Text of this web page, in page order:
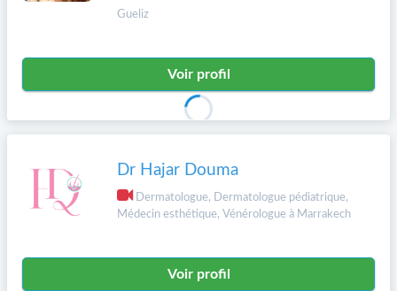
Gueliz
Voir profil
Dr Hajar Douma
Dermatologue, Dermatologue pédiatrique,
Médecin esthétique, Vénérologue à Marrakech
Voir profil